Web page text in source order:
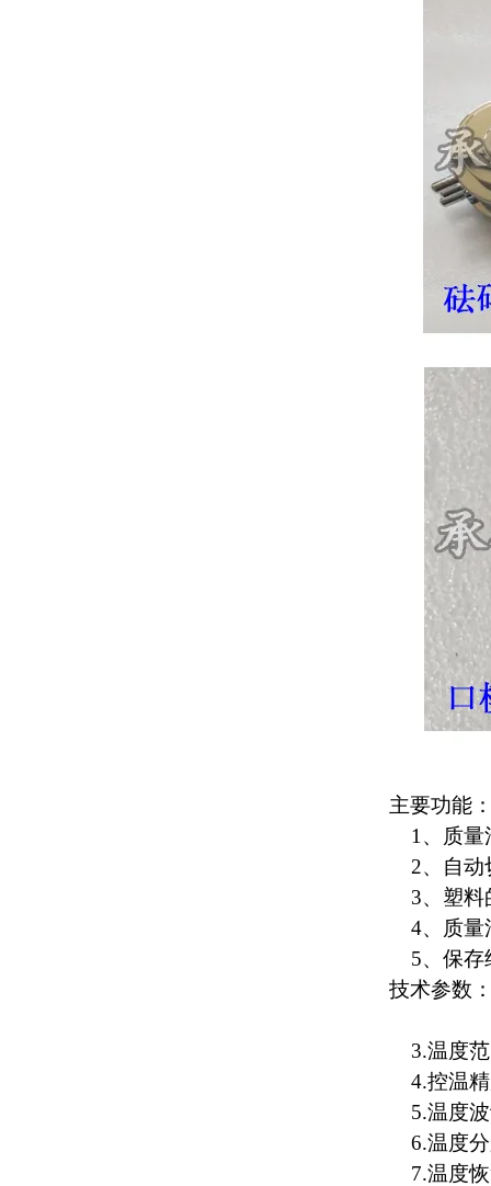
主要功能
1、质量
2、自动
3、 塑料
4、 质量
5、保存
技术参数
3.温度范
4.控温精
5.温度波
6.温度分
7.温度恢